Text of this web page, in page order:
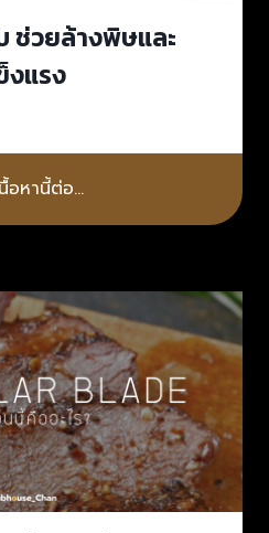
ช่วยล้างพิษและ
งแรง
อหานี้ต่อ…